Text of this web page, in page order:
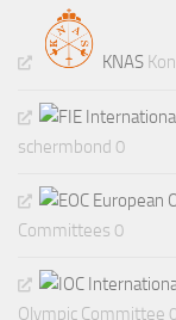
KNAS
schermbond 0
Committees 0
Olympic Committee